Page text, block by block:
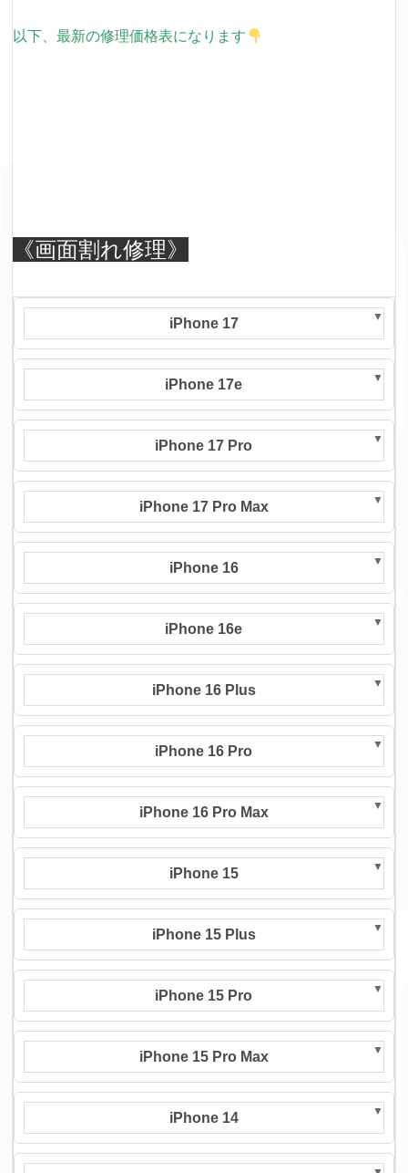
以下、最新の修理価格表になります
《画面割れ修理》
iPhone 17
iPhone 17e
iPhone 17 Pro
iPhone 17 Pro Max
iPhone 16
iPhone 16e
iPhone 16 Plus
iPhone 16 Pro
iPhone 16 Pro Max
iPhone 15
iPhone 15 Plus
iPhone 15 Pro
iPhone 15 Pro Max
iPhone 14